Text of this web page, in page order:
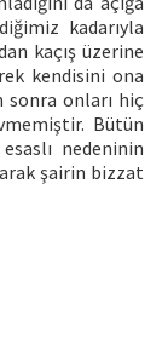
kadarıyla
kaçış üzerine
kendisini ona
sonra onları hiç
Bütün
nedeninin
şairin bizzat